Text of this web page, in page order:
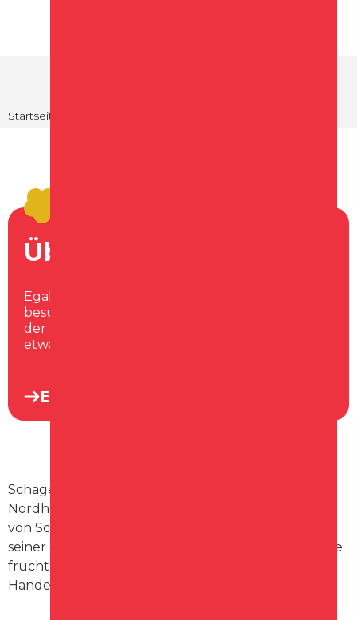
Startseite
Über Schagen
Egal, ob Sie in Schagen oder als Tourist die Stadt
besuchen – in dieser lebhaften Gemeinde an
der nordholländischen Küste gibt es immer
etwas zu entdecken und zu genießen.
Entdecken
Schagen eine charmante Stadt in der Provinz
Nordholland in den Niederlanden. Die Geschichte
von Schagen bis ins Mittelalter zurück, als es dank
seiner günstigen Lage an der Küste und in der Nähe
fruchtbarer Ackerflächen ein wichtiges
Handelszentrum war.